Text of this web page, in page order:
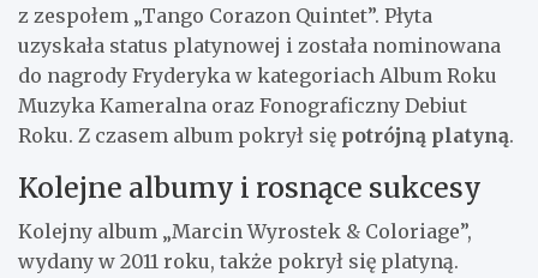
z zespołem „Tango Corazon Quintet”. Płyta
uzyskała status platynowej i została nominowana
do nagrody Fryderyka w kategoriach Album Roku
Muzyka Kameralna oraz Fonograficzny Debiut
Roku. Z czasem album pokrył się potrójną platyną.
Kolejne albumy i rosnące sukcesy
Kolejny album „Marcin Wyrostek & Coloriage”,
wydany w 2011 roku, także pokrył się platyną.